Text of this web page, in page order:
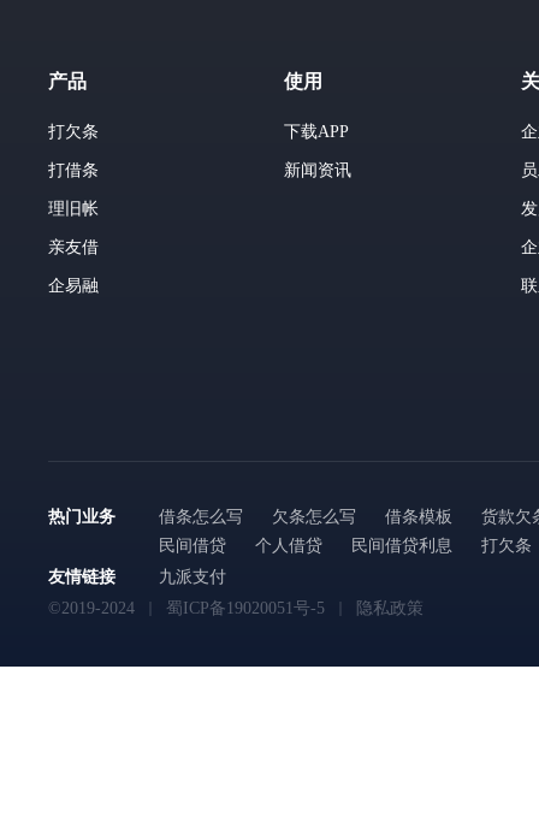
产品
打欠条
打借条
理旧帐
亲友借
企易融
使用
下载APP
新闻资讯
热门业务 借条怎么写 欠条怎么写 借条模板
货款欠
民间借贷
个人借贷 民间借贷利息
打欠条
友情链接
九派支付
©2019-2024
蜀ICP备19020051号-5 隐私政策